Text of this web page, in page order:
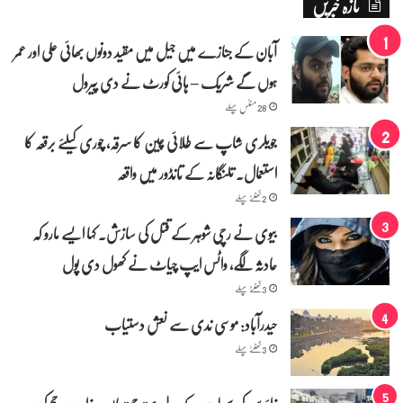
ل
ہ
خ
ی
ا
ل
آبان کے جنازے میں جیل میں مقید دونوں بھائی علی اور عمر
ہوں گے شریک – ہائی کورٹ نے دی پیرول
28 منٹس پہلے
جویلری شاپ سے طلائی چین کا سرقہ، چوری کیلئے برقعہ کا
استعمال۔ تلنگانہ کے تانڈور میں واقعہ
2 گھنٹے پہلے
بیوی نے رچی شوہر کے قتل کی سازش۔ کہا ایسے مارو کہ
حادثہ لگے، واٹس ایپ چیاٹ نے کھول دی پول
3 گھنٹے پہلے
حیدرآباد: موسی ندی سے نعش دستیاب
3 گھنٹے پہلے